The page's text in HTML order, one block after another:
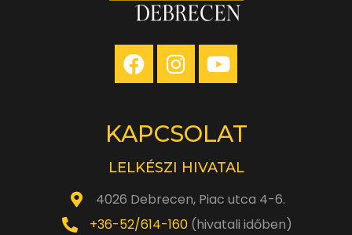
KAPCSOLAT
LELKÉSZI HIVATAL
4026 Debrecen, Piac utca 4-6.
+36-52/614-160(hivatali időben)